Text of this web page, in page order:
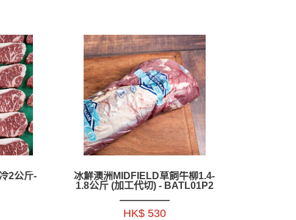
2公斤-
冰鮮澳洲MIDFIELD草飼牛柳1.4-
1.8公斤 (加工代切) - BATL01P2
HK$ 530